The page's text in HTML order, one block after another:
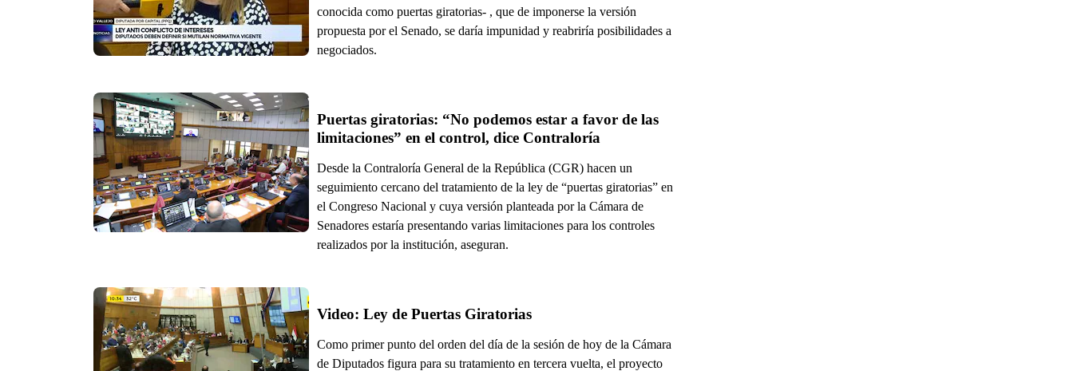
conocida como puertas giratorias- , que de imponerse la versión
propuesta por el Senado, se daría impunidad y reabriría posibilidades a
negociados.
Puertas giratorias: “No podemos estar a favor de las
Desde la Contraloría General de la República (CGR) hacen un
seguimiento cercano del tratamiento de la ley de “puertas giratorias” en
el Congreso Nacional y cuya versión planteada por la Cámara de
Senadores estaría presentando varias limitaciones para los controles
realizados por la institución, aseguran.
Video: Ley de Puertas Giratorias
Como primer punto del orden del día de la sesión de hoy de la Cámara
de Diputados figura para su tratamiento en tercera vuelta, el proyecto